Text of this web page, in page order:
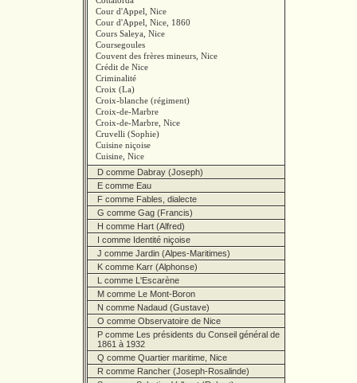
Cour d'Appel, Nice
Cour d'Appel, Nice, 1860
Cours Saleya, Nice
Coursegoules
Couvent des frères mineurs, Nice
Crédit de Nice
Criminalité
Croix (La)
Croix-blanche (régiment)
Croix-de-Marbre
Croix-de-Marbre, Nice
Cruvelli (Sophie)
Cuisine niçoise
Cuisine, Nice
D comme Dabray (Joseph)
E comme Eau
F comme Fables, dialecte
G comme Gag (Francis)
H comme Hart (Alfred)
I comme Identité niçoise
J comme Jardin (Alpes-Maritimes)
K comme Karr (Alphonse)
L comme L'Escarène
M comme Le Mont-Boron
N comme Nadaud (Gustave)
O comme Observatoire de Nice
P comme Les présidents du Conseil général de
1861 à 1932
Q comme Quartier maritime, Nice
R comme Rancher (Joseph-Rosalinde)